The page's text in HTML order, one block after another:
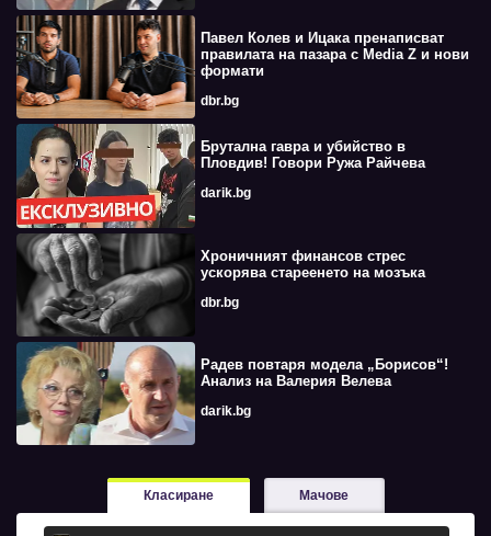
Павел Колев и Ицака пренаписват
правилата на пазара с Media Z и нови
формати
dbr.bg
Брутална гавра и убийство в
Пловдив! Говори Ружа Райчева
darik.bg
Хроничният финансов стрес
ускорява стареенето на мозъка
dbr.bg
Радев повтаря модела „Борисов“!
Анализ на Валерия Велева
darik.bg
Класиране Мачове